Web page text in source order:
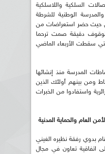
السلكية واللاسلكية
والمدرسة الوطنية للشرطة
حيث حضر استعراضات من
دقيقة صمت ترحما
سقطت الأربعاء الماضي
المدرسة منذ إنشائها
ومن بينهم أولئك الذين
واستفادوا من الخبرات
العام والحماية المدنية
بدوي رفقة نظيره الغيني
اتفاقية تعاون في مجال